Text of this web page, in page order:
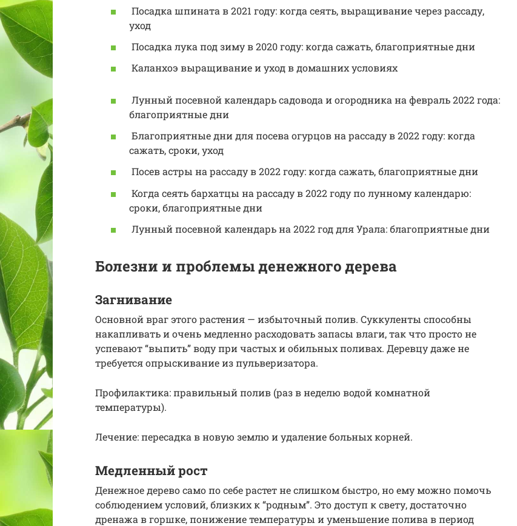
Посадка шпината в 2021 году: когда сеять, выращивание через рассаду,
уход
Посадка лука под зиму в 2020 году: когда сажать, благоприятные дни
Каланхоэ выращивание и уход в домашних условиях
Лунный посевной календарь садовода и огородника на февраль 2022 года:
благоприятные дни
Благоприятные дни для посева огурцов на рассаду в 2022 году: когда
сажать, сроки, уход
Посев астры на рассаду в 2022 году: когда сажать, благоприятные дни
Когда сеять бархатцы на рассаду в 2022 году по лунному календарю:
сроки, благоприятные дни
Лунный посевной календарь на 2022 год для Урала: благоприятные дни
Болезни и проблемы денежного дерева
Загнивание
Основной враг этого растения — избыточный полив. Суккуленты способны
накапливать и очень медленно расходовать запасы влаги, так что просто не
успевают “выпить” воду при частых и обильных поливах. Деревцу даже не
требуется опрыскивание из пульверизатора.
Профилактика: правильный полив (раз в неделю водой комнатной
температуры).
Лечение: пересадка в новую землю и удаление больных корней.
Медленный рост
Денежное дерево само по себе растет не слишком быстро, но ему можно помочь
соблюдением условий, близких к “родным”. Это доступ к свету, достаточно
дренажа в горшке, понижение температуры и уменьшение полива в период